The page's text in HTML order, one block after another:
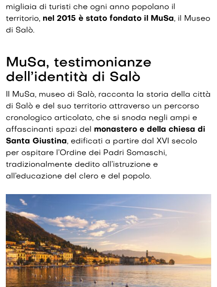
migliaia di turisti che ogni anno popolano il
territorio, nel 2015 è stato fondato il MuSa, il Museo
di Salò.
MuSa, testimonianze
dell’identità di Salò
II MuSa, museo di Salò, racconta la storia della città
di Salò e del suo territorio attraverso un percorso
cronologico articolato, che si snoda negli ampi e
affascinanti spazi del monastero e della chiesa di
Santa Giustina, edificati a partire dal XVI secolo
per ospitare l’Ordine dei Padri Somaschi,
tradizionalmente dedito all’istruzione e
all’educazione del clero e del popolo.